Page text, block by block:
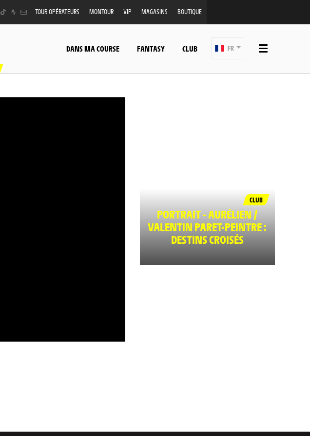
TOUR OPÉRATEURS MONTOUR VIP MAGASINS BOUTIQUE
DANS MA COURSE FANTASY CLUB FR
CLUB
PORTRAIT - AURÉLIEN /
VALENTIN PARET-PEINTRE :
DESTINS CROISÉS